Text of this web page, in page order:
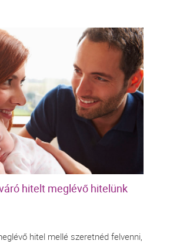
hitelt meglévő hitelünk
hitel mellé szeretnéd felvenni,